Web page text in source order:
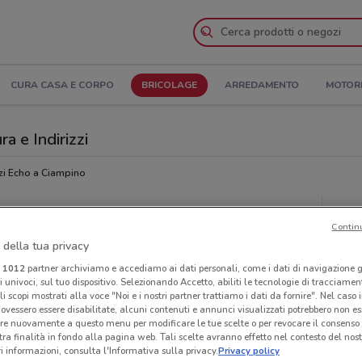
CURA CASA E CORPO BRICOLAGE ARREDAMENTO MOTORI
e Indirizzi
Echo a Ciampino
della tua privacy
1012partner archiviamo e accediamo ai dati personali, come i dati di navigazione
sul tuo dispositivo. Selezionando Accetto, abiliti le tecnologie di
scopi mostrati alla voce "Noi e i nostri partner trattiamo i dati da fornire". Nel caso
essere disabilitate, alcuni contenuti e annunci visualizzati potrebbero non
nuovamente a questo menu per modificare le tue scelte o per revocare il
finalità in fondo alla pagina web. Tali scelte avranno effetto nel contesto del
informazioni, consulta l'Informativa sulla privacy.Privacy policy